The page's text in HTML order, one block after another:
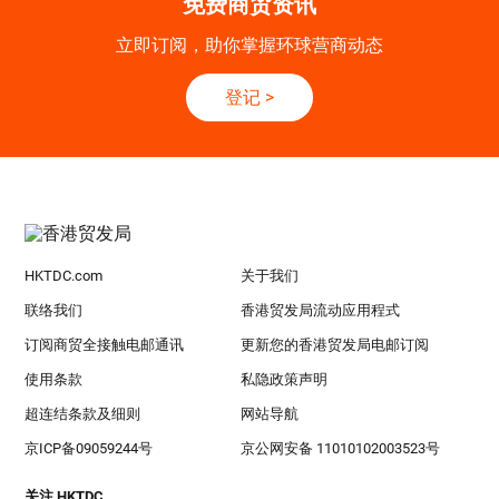
立即订阅，助你掌握环球营商动态
登记 >
HKTDC.com 关于我们
联络我们 香港贸发局流动应用程式
订阅商贸全接触电邮通讯 更新您的香港贸发局电邮订阅
使用条款 私隐政策声明
超连结条款及细则 网站导航
京ICP备09059244号 京公网安备 11010102003523号